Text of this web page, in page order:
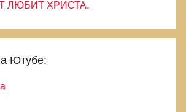
ЛЮБИТ ХРИСТА.
Ютубе: